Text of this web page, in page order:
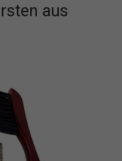
aus